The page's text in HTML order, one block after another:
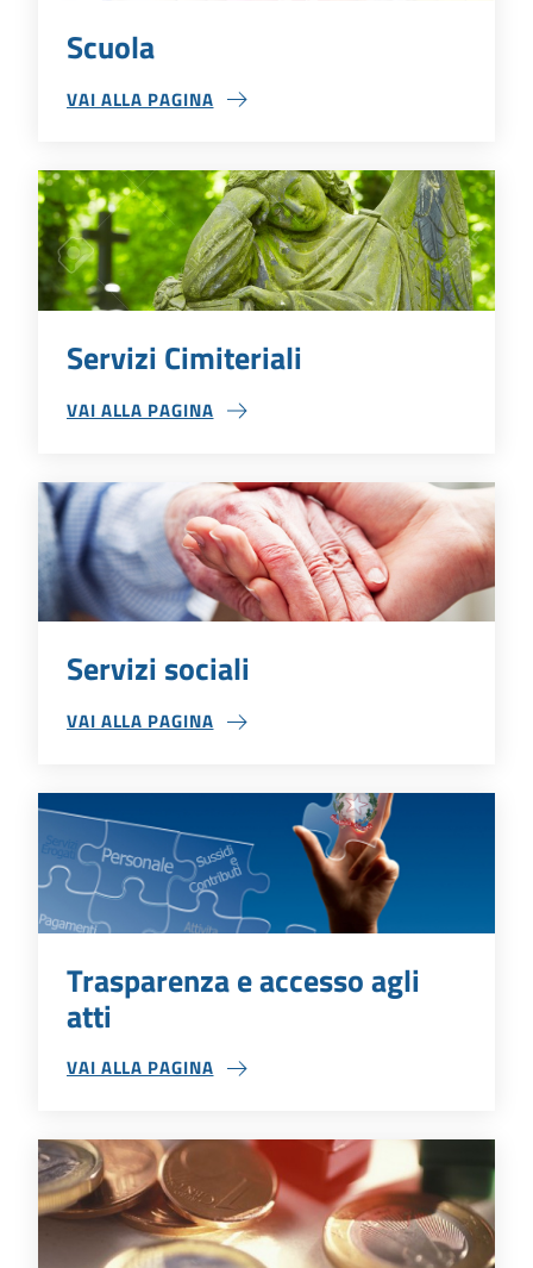
Scuola
VAI ALLA PAGINA
SCUOLA
Servizi Cimiteriali
VAI ALLA PAGINA
SERVIZI CIMITERIALI
Servizi sociali
VAI ALLA PAGINA
SERVIZI SOCIALI
Trasparenza e accesso agli
atti
VAI ALLA PAGINA
TRASPARENZA E ACCESSO AGLI ATTI